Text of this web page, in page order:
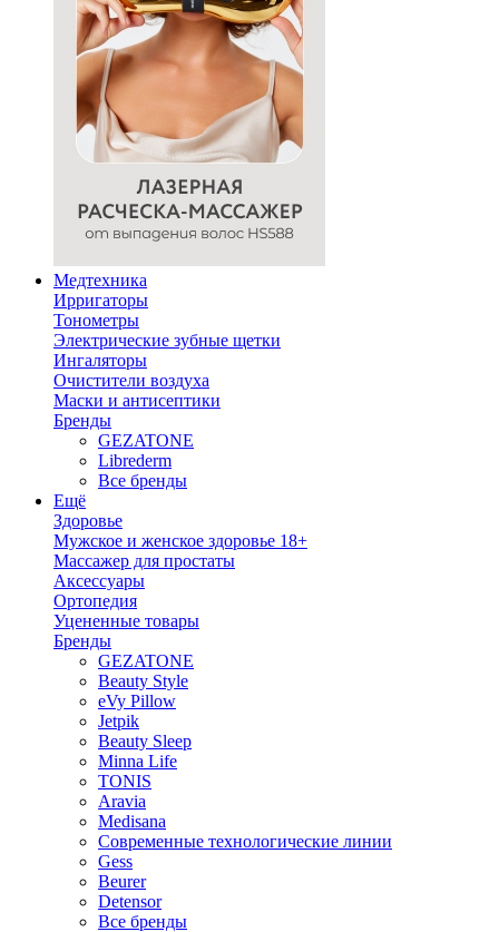
Медтехника
Ирригаторы
Тонометры
Электрические зубные щетки
Ингаляторы
Очистители воздуха
Маски и антисептики
Бренды
GEZATONE
Librederm
Все бренды
Ещё
Здоровье
Мужское и женское здоровье 18+
Массажер для простаты
Аксессуары
Ортопедия
Уцененные товары
Бренды
GEZATONE
Beauty Style
eVy Pillow
Jetpik
Beauty Sleep
Minna Life
TONIS
Aravia
Medisana
Современные технологические линии
Gess
Beurer
Detensor
Все бренды